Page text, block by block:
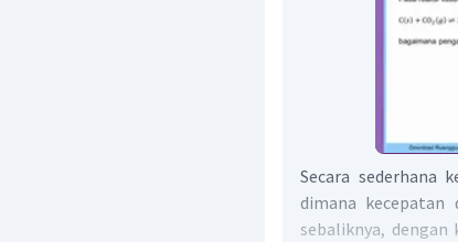
Secara sederhana
dimana
sebaliknya,